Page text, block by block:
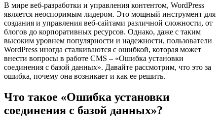
В мире веб-разработки и управления контентом, WordPress
является неоспоримым лидером. Это мощный инструмент для
создания и управления веб-сайтами различной сложности, от
блогов до корпоративных ресурсов. Однако, даже с таким
высоким уровнем популярности и надежности, пользователи
WordPress иногда сталкиваются с ошибкой, которая может
внести вопросы в работе CMS – «Ошибка установки
соединения с базой данных». Давайте рассмотрим, что это за
ошибка, почему она возникает и как ее решить.
Что такое «Ошибка установки
соединения с базой данных»?